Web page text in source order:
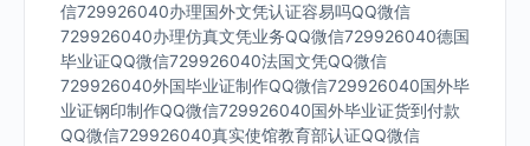
信729926040办理国外文凭认证容易吗QQ微信
729926040办理仿真文凭业务QQ微信729926040德国
毕业证QQ微信729926040法国文凭QQ微信
729926040外国毕业证制作QQ微信729926040国外毕
业证钢印制作QQ微信729926040国外毕业证货到付款
QQ微信729926040真实使馆教育部认证QQ微信